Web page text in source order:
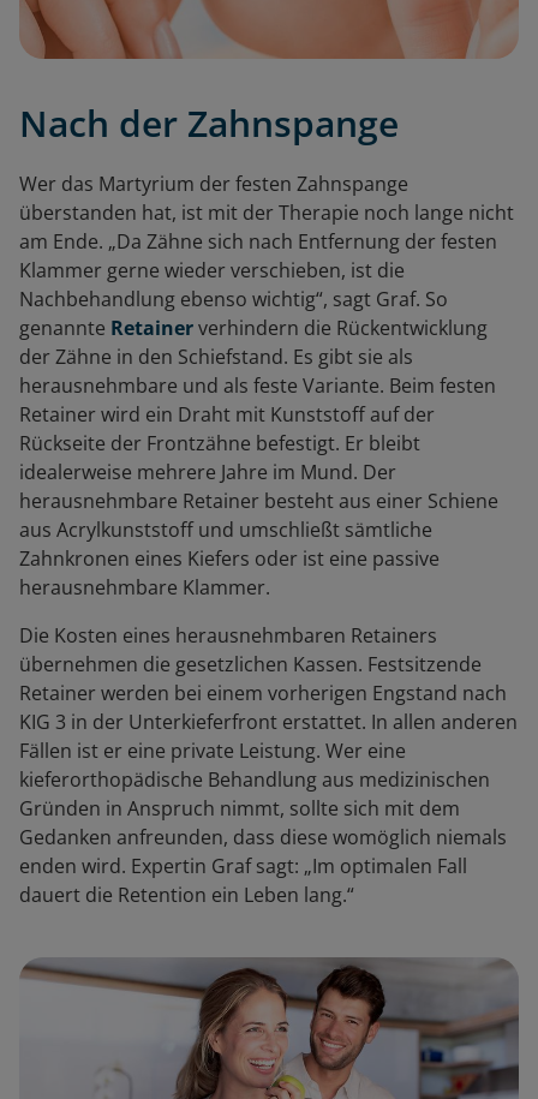
Nach der Zahnspange
Wer das Martyrium der festen Zahnspange
überstanden hat, ist mit der Therapie noch lange nicht
am Ende. „Da Zähne sich nach Entfernung der festen
Klammer gerne wieder verschieben, ist die
Nachbehandlung ebenso wichtig“, sagt Graf. So
genannte Retainerverhindern die Rückentwicklung
der Zähne in den Schiefstand. Es gibt sie als
herausnehmbare und als feste Variante. Beim festen
Retainer wird ein Draht mit Kunststoff auf der
Rückseite der Frontzähne befestigt. Er bleibt
idealerweise mehrere Jahre im Mund. Der
herausnehmbare Retainer besteht aus einer Schiene
aus Acrylkunststoff und umschließt sämtliche
Zahnkronen eines Kiefers oder ist eine passive
herausnehmbare Klammer.
Die Kosten eines herausnehmbaren Retainers
übernehmen die gesetzlichen Kassen. Festsitzende
Retainer werden bei einem vorherigen Engstand nach
KIG 3 in der Unterkieferfront erstattet. In allen anderen
Fällen ist er eine private Leistung. Wer eine
kieferorthopädische Behandlung aus medizinischen
Gründen in Anspruch nimmt, sollte sich mit dem
Gedanken anfreunden, dass diese womöglich niemals
enden wird. Expertin Graf sagt: „Im optimalen Fall
dauert die Retention ein Leben lang.“